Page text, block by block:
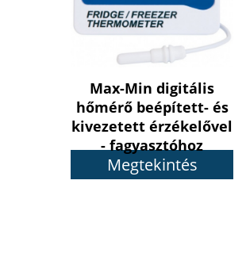
Max-Min digitális
hőmérő beépített- és
kivezetett érzékelővel
- fagyasztóhoz
Megtekintés